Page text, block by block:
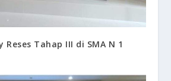
Reses Tahap III di SMA N 1